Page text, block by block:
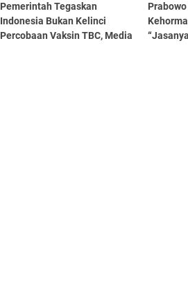
Pemerintah Tegaskan
Indonesia Bukan Kelinci
Percobaan Vaksin TBC, Media